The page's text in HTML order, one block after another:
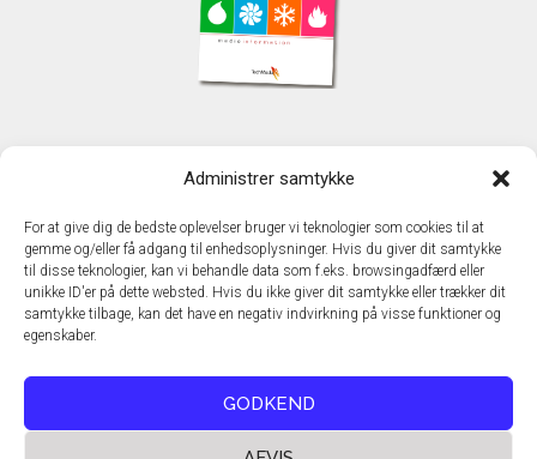
Administrer samtykke
For at give dig de bedste oplevelser bruger vi teknologier som cookies til at
gemme og/eller få adgang til enhedsoplysninger. Hvis du giver dit samtykke
til disse teknologier, kan vi behandle data som f.eks. browsingadfærd eller
unikke ID'er på dette websted. Hvis du ikke giver dit samtykke eller trækker dit
samtykke tilbage, kan det have en negativ indvirkning på visse funktioner og
egenskaber.
GODKEND
TechMedia A/S
DK - 2600 Glostrup
www.techmedia.dk
Telefon: +45 43 24 26 28
E-mail:info@techmedia.dk